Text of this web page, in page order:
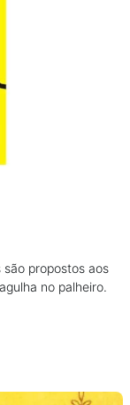
propostos aos
no palheiro.